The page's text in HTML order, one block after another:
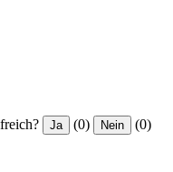
Ja (0) Nein (0)